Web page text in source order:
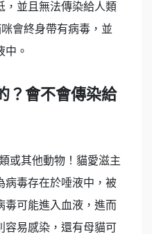
，並且無法傳染給人類
會終身帶有病毒，並
中。
？會不會傳染給
或其他動物！貓愛滋主
病毒存在於唾液中，被
毒可能進入血液，進而
容易感染，還有母貓可